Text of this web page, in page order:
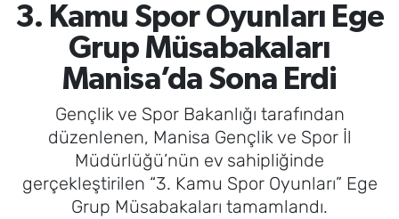
3. Kamu Spor Oyunları Ege
Grup Müsabakaları
Manisa’da Sona Erdi
Gençlik ve Spor Bakanlığı tarafından
düzenlenen, Manisa Gençlik ve Spor İl
Müdürlüğü’nün ev sahipliğinde
gerçekleştirilen “3. Kamu Spor Oyunları” Ege
Grup Müsabakaları tamamlandı.
EKONOMİ
3.SAYFA
EĞİTİM
SAĞLIK
Manisa Trafik Yoğunluk Haritası
Süper Lig Puan Durumu ve Fikstür
Tüm Manşetler
Son Dakika Haberleri